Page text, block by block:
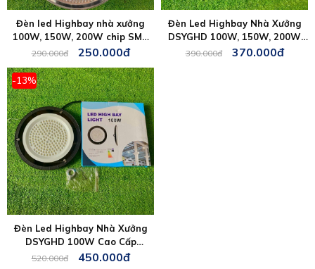
Đèn led Highbay nhà xưởng
100W, 150W, 200W chip SMD
5730 DSYNX
290.000đ 250.000đ
Đèn Led Highbay Nhà Xưởng
DSYGHD 100W, 150W, 200W
cao cấp DSYGHD
390.000đ 370.000đ
-13%
Đèn Led Highbay Nhà Xưởng
DSYGHD 100W Cao Cấp
DSYYLT
520.000đ 450.000đ